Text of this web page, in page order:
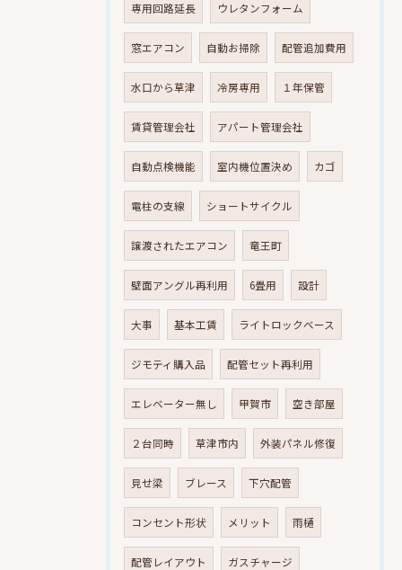
専用回路延長 ウレタンフォーム
窓エアコン 自動お掃除 配管追加費用
水口から草津 冷房専用 １年保管
賃貸管理会社 アパート管理会社
自動点検機能 室内機位置決め カゴ
電柱の支線 ショートサイクル
譲渡されたエアコン 竜王町
壁面アングル再利用 6畳用 設計
大事 基本工賃 ライトロックベース
ジモティ購入品 配管セット再利用
エレベーター無し 甲賀市 空き部屋
２台同時 草津市内 外装パネル修復
見せ梁 ブレース 下穴配管
コンセント形状 メリット 雨樋
配管レイアウト ガスチャージ